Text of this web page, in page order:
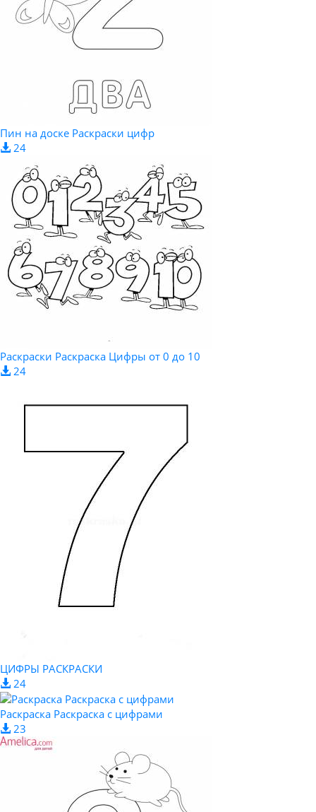
Пин на доске Раскраски цифр
24
Раскраски Раскраска Цифры от 0 до 10
24
ЦИФРЫ РАСКРАСКИ
24
Раскраска Раскраска с цифрами
23